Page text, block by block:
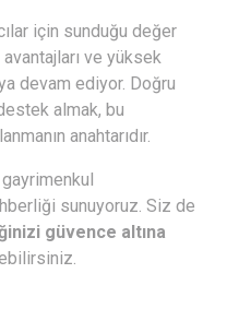
için sunduğu değer
ve yüksek
devam ediyor. Doğru
almak, bu
anahtarıdır.
gayrimenkul
sunuyoruz. Siz de
güvence altına